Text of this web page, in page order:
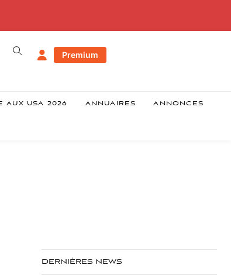
Premium
AUX USA 2026 ANNUAIRES ANNONCES
DERNIÈRES NEWS